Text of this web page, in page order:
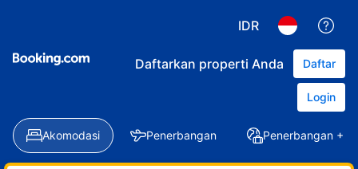
IDR
Daftarkan properti Anda Daftar
Login
Akomodasi Penerbangan Penerbangan +